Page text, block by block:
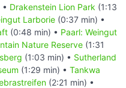
Drakenstein Lion Park (1:13
Larborie (0:37 min) •
(0:48 min) • Paarl: Weingut
Nature Reserve (1:31
(1:03 min) • Sutherland
(1:29 min) • Tankwa
(2:21 min) •